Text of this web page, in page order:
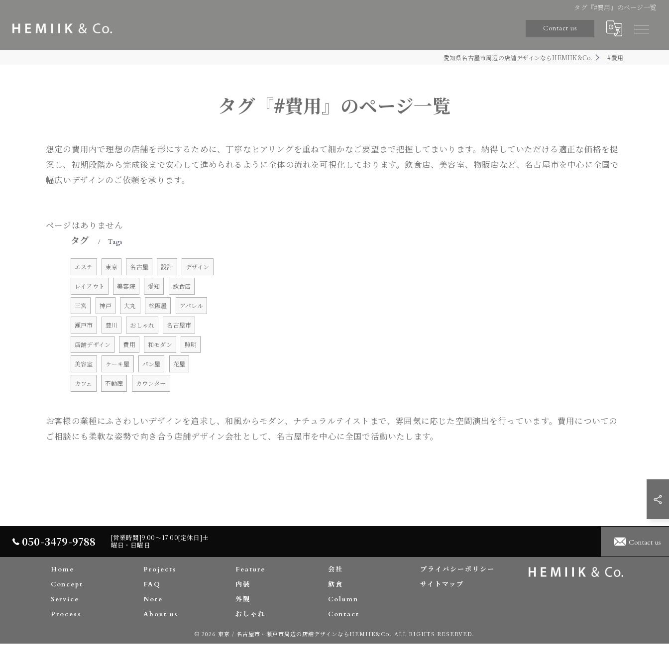
タグ『#費用』のページ一覧
Contact us
愛知県名古屋市周辺の店舗デザインならHEMIIK&Co. #費用
タグ『#費用』のページ一覧
想定の費用内で理想の店舗を形にするために、丁寧なヒアリングを重ねて細かなご要望まで把握してまいります。納得していただける適正な価格を提
案し、初期段階から完成後まで安心して進められるように全体の流れを可視化しております。飲食店、美容室、物販店など、名古屋市を中心に全国で
幅広いデザインのご依頼を承ります。
ページはありません
タグ Tags
エステ 東京 名古屋 設計 デザイン
レイアウト 美容院 愛知 飲食店
三宮 神戸 大丸 松阪屋 アパレル
瀬戸市 豊川 おしゃれ 名古屋市
店舗デザイン 費用 和モダン 照明
美容室 ケーキ屋 パン屋 花屋
カフェ 不動産 カウンター
お客様の業種にふさわしいデザインを追求し、和風からモダン、ナチュラルテイストまで、雰囲気に応じた空間演出を行っています。費用についての
ご相談にも柔軟な姿勢で向き合う店舗デザイン会社として、名古屋市を中心に全国で活動いたします。
050-3479-9788
[営業時間]9:00～17:00[定休日]土
曜日・日曜日
Contact us
Home
Concept
Service
Process
Projects
FAQ
Note
About us
Feature
内装
外観
おしゃれ
会社
飲食
Column
Contact
プライバシーポリシー
サイトマップ
© 2026 東京 / 名古屋市・瀬戸市周辺の店舗デザインならHEMIIK&Co. ALL RIGHTS RESERVED.